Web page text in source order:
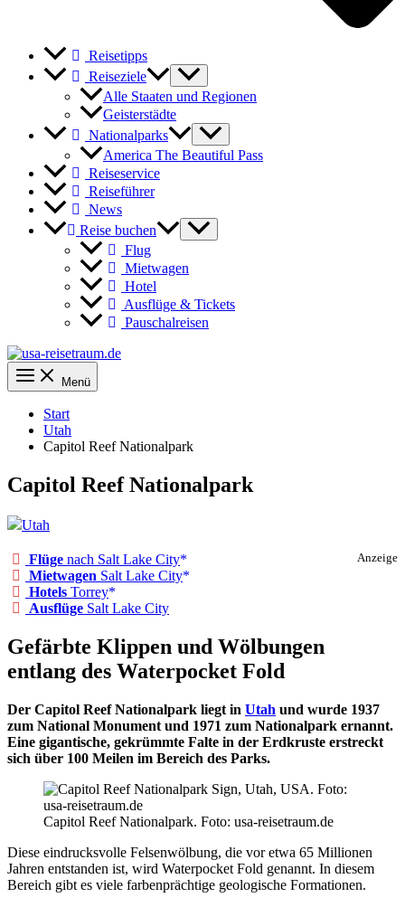
Reisetipps
Reiseziele
Alle Staaten und Regionen
Geisterstädte
Nationalparks
America The Beautiful Pass
Reiseservice
Reiseführer
News
Reise buchen
Flug
Mietwagen
Hotel
Ausflüge & Tickets
Pauschalreisen
Menü
Start
Utah
Capitol Reef Nationalpark
Capitol Reef Nationalpark
Utah
Anzeige
Flüge nach Salt Lake City
Mietwagen Salt Lake City
Hotels Torrey
Ausflüge Salt Lake City
Gefärbte Klippen und Wölbungen
entlang des Waterpocket Fold
Der Capitol Reef Nationalpark liegt in Utah und wurde 1937
zum National Monument und 1971 zum Nationalpark ernannt.
Eine gigantische, gekrümmte Falte in der Erdkruste erstreckt
sich über 100 Meilen im Bereich des Parks.
Capitol Reef Nationalpark. Foto: usa-reisetraum.de
Diese eindrucksvolle Felsenwölbung, die vor etwa 65 Millionen
Jahren entstanden ist, wird Waterpocket Fold genannt. In diesem
Bereich gibt es viele farbenprächtige geologische Formationen.